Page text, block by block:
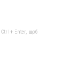
Ctrl + Enter, щоб